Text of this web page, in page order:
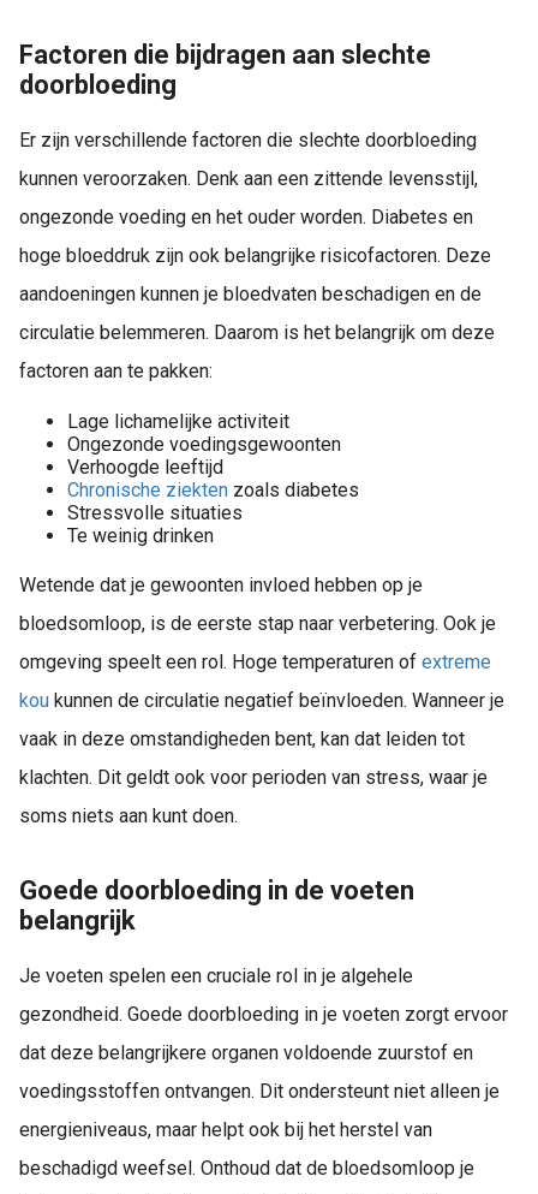
Factoren die bijdragen aan slechte
doorbloeding
Er zijn verschillende factoren die slechte doorbloeding
kunnen veroorzaken. Denk aan een zittende levensstijl,
ongezonde voeding en het ouder worden. Diabetes en
hoge bloeddruk zijn ook belangrijke risicofactoren. Deze
aandoeningen kunnen je bloedvaten beschadigen en de
circulatie belemmeren. Daarom is het belangrijk om deze
factoren aan te pakken:
Lage lichamelijke activiteit
Ongezonde voedingsgewoonten
Verhoogde leeftijd
Chronische ziekten zoals diabetes
Stressvolle situaties
Te weinig drinken
Wetende dat je gewoonten invloed hebben op je
bloedsomloop, is de eerste stap naar verbetering. Ook je
omgeving speelt een rol. Hoge temperaturen of extreme
kou kunnen de circulatie negatief beïnvloeden. Wanneer je
vaak in deze omstandigheden bent, kan dat leiden tot
klachten. Dit geldt ook voor perioden van stress, waar je
soms niets aan kunt doen.
Goede doorbloeding in de voeten
belangrijk
Je voeten spelen een cruciale rol in je algehele
gezondheid. Goede doorbloeding in je voeten zorgt ervoor
dat deze belangrijkere organen voldoende zuurstof en
voedingsstoffen ontvangen. Dit ondersteunt niet alleen je
energieniveaus, maar helpt ook bij het herstel van
beschadigd weefsel. Onthoud dat de bloedsomloop je